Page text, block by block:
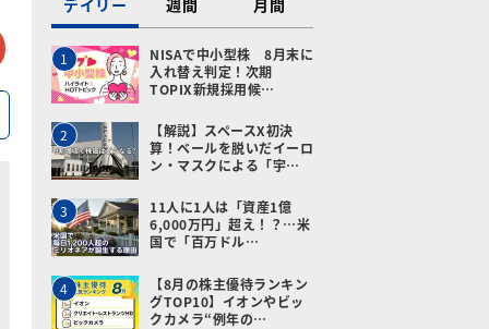
メールで送る
デイリー 週間 月間
1
NISAで中小型株 8月末に
入れ替え判定！次期
TOPIX新規採用候…
2
【解説】スペースX初決
算！ベールを脱いだイーロ
ン・マスクによる「宇…
3
11人に1人は「資産1億
6,000万円」超え！？…米
国で「百万ドル…
4
【8月の株主優待ランキン
グTOP10】イオンやビッ
クカメラ“例年の…